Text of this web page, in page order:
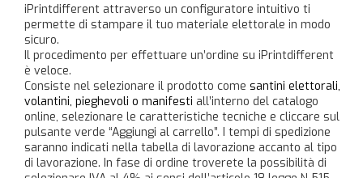
iPrintdifferent attraverso un configuratore intuitivo ti
permette di stampare il tuo materiale elettorale in modo
sicuro.
Il procedimento per effettuare un’ordine su iPrintdifferent
è veloce.
Consiste nel selezionare il prodotto come santini elettorali,
volantini, pieghevoli o manifesti all’interno del catalogo
online, selezionare le caratteristiche tecniche e cliccare sul
pulsante verde “Aggiungi al carrello”. I tempi di spedizione
saranno indicati nella tabella di lavorazione accanto al tipo
di lavorazione. In fase di ordine troverete la possibilità di